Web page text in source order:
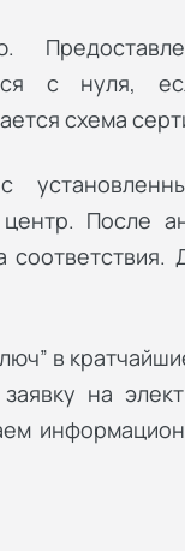
с нуля,
схема
После
в
на